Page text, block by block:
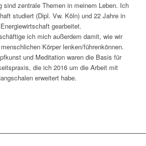
sind zentrale Themen in meinem Leben. Ich
studiert (Dipl. Vw. Köln) und 22 Jahre in
gearbeitet.
ich mich außerdem damit, wie wir
Körper lenken/führenkönnen.
und Meditation waren die Basis für
die ich 2016 um die Arbeit mit
erweitert habe.